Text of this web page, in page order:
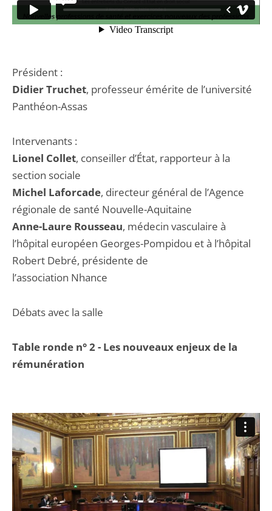
Président :
Didier Truchet, professeur émérite de l’université
Panthéon-Assas
Intervenants :
Lionel Collet, conseiller d’État, rapporteur à la
section sociale
Michel Laforcade, directeur général de l’Agence
régionale de santé Nouvelle-Aquitaine
Anne-Laure Rousseau, médecin vasculaire à
l’hôpital européen Georges-Pompidou et à l’hôpital
Robert Debré, présidente de
l’association Nhance
Débats avec la salle
Table ronde n° 2 - Les nouveaux enjeux de la
rémunération